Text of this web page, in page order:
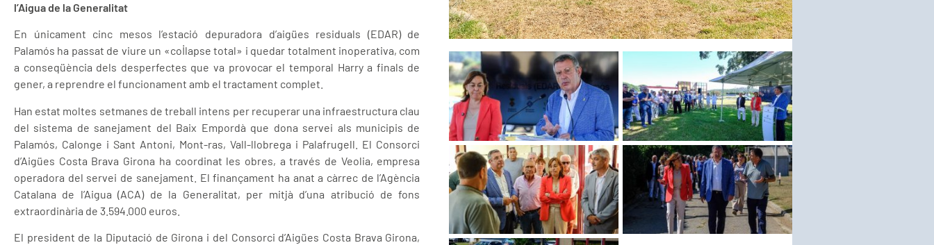
l’Aigua de la Generalitat
En únicament cinc mesos l’estació depuradora d’aigües residuals (EDAR) de
Palamós ha passat de viure un «col·lapse total» i quedar totalment inoperativa, com
a conseqüència dels desperfectes que va provocar el temporal Harry a finals de
gener, a reprendre el funcionament amb el tractament complet.
Han estat moltes setmanes de treball intens per recuperar una infraestructura clau
del sistema de sanejament del Baix Empordà que dona servei als municipis de
Palamós, Calonge i Sant Antoni, Mont-ras, Vall-llobrega i Palafrugell. El Consorci
d’Aigües Costa Brava Girona ha coordinat les obres, a través de Veolia, empresa
operadora del servei de sanejament. El finançament ha anat a càrrec de l’Agència
Catalana de l’Aigua (ACA) de la Generalitat, per mitjà d’una atribució de fons
extraordinària de 3.594.000 euros.
El president de la Diputació de Girona i del Consorci d’Aigües Costa Brava Girona,